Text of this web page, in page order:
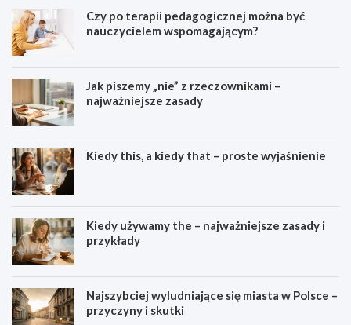
Czy po terapii pedagogicznej można być
nauczycielem wspomagającym?
Jak piszemy „nie” z rzeczownikami –
najważniejsze zasady
Kiedy this, a kiedy that – proste wyjaśnienie
Kiedy używamy the – najważniejsze zasady i
przykłady
Najszybciej wyludniające się miasta w Polsce –
przyczyny i skutki